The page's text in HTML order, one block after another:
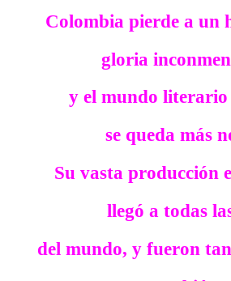
Colombia pierde a un
gloria
y el mundo literario
se queda más
Su vasta producción
llegó a todas
del mundo, y fueron